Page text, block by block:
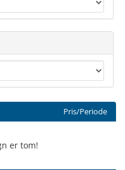
Pris/Periode
er tom!